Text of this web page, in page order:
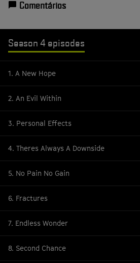
Comentários
Season 4 episodes
1. A New Hope
2. An Evil Within
3. Personal Effects
4. Theres Always A Downside
5. No Pain No Gain
6. Fractures
7. Endless Wonder
8. Second Chance